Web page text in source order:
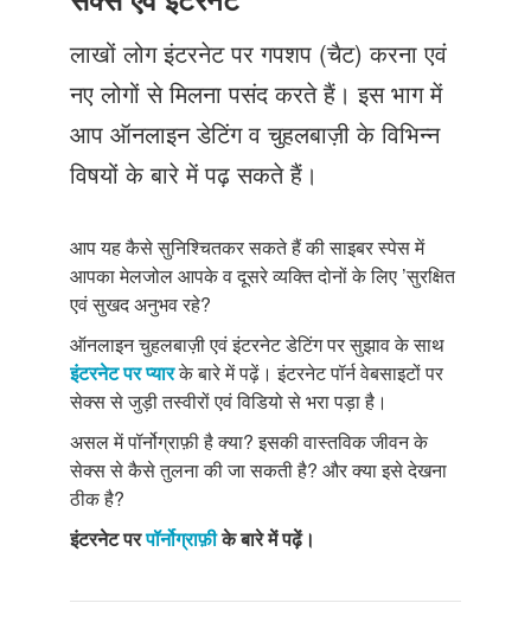
Just Poocho
संपर्क करें
लाखों लोग इंटरनेट पर गपशप (चैट) करना एवं
नए लोगों से मिलना पसंद करते हैं। इस भाग में
आप ऑनलाइन डेटिंग व चुहलबाज़ी के विभिन्न
विषयों के बारे में पढ़ सकते हैं।
आप यह कैसे सुनिश्चितकर सकते हैं की साइबर स्पेस में
आपका मेलजोल आपके व दूसरे व्यक्ति दोनों के लिए ’सुरक्षित
एवं सुखद अनुभव रहे?
ऑनलाइन चुहलबाज़ी एवं इंटरनेट डेटिंग पर सुझाव के साथ
इंटरनेट पर प्यारके बारे में पढ़ें। इंटरनेट पॉर्न वेबसाइटों पर
सेक्स से जुड़ी तस्वीरों एवं विडियो से भरा पड़ा है।
असल में पॉर्नोग्राफ़ी है क्या? इसकी वास्तविक जीवन के
सेक्स से कैसे तुलना की जा सकती है? और क्या इसे देखना
ठीक है?
इंटरनेट परपॉर्नोग्राफ़ीके बारे में पढ़ें।